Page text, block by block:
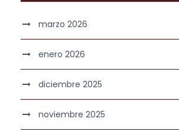
marzo 2026
enero 2026
diciembre 2025
noviembre 2025